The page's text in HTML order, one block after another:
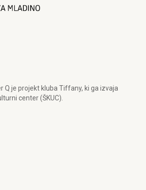
Q je projekt kluba Tiffany, ki ga izvaja
center (ŠKUC).